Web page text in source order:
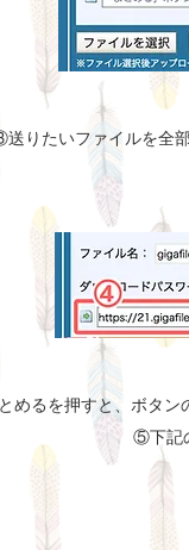
りたいファイルを全
めるを押すと、ボタン
⑤下記